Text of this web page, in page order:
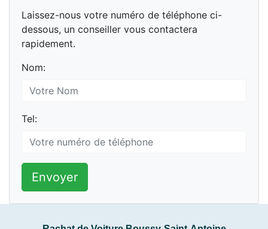
Laissez-nous votre numéro de téléphone ci-
dessous, un conseiller vous contactera
rapidement.
Nom:
Tel:
Envoyer